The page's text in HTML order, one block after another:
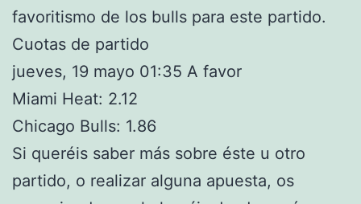
favoritismo de los bulls para este partido.
Cuotas de partido
jueves, 19 mayo 01:35 A favor
Miami Heat: 2.12
Chicago Bulls: 1.86
Si queréis saber más sobre éste u otro
partido, o realizar alguna apuesta, os